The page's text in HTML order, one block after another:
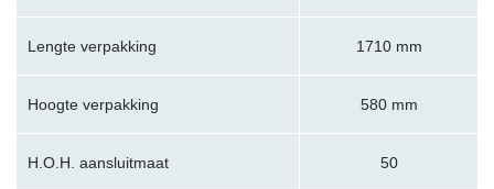
Lengte verpakking 1710 mm
Hoogte verpakking 580 mm
H.O.H. aansluitmaat 50